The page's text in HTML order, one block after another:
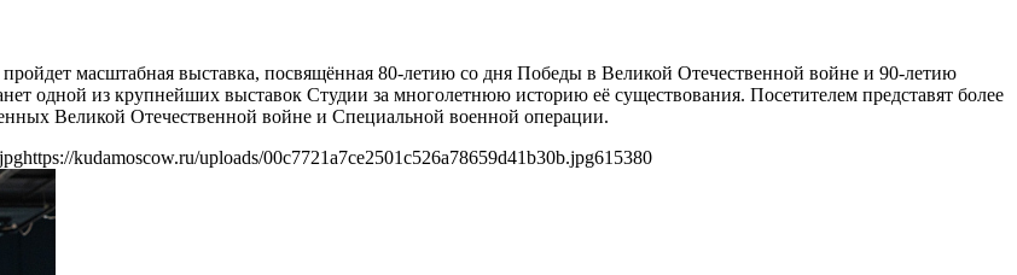
масштабная выставка, посвящённая 80-летию со дня Победы в Великой Отечественной войне и 90-летию
одной из крупнейших выставок Студии за многолетнюю историю её существования. Посетителем представят более
Великой Отечественной войне и Специальной военной операции.
https://kudamoscow.ru/uploads/00c7721a7ce2501c526a78659d41b30b.jpg615380